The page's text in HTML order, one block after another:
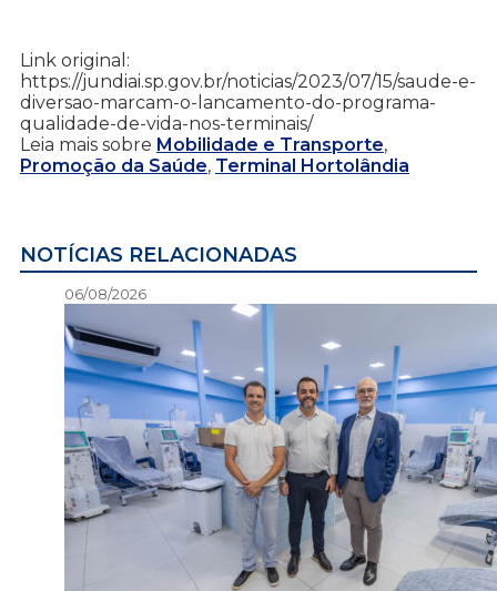
Link original:
https://jundiai.sp.gov.br/noticias/2023/07/15/saude-e-
diversao-marcam-o-lancamento-do-programa-
qualidade-de-vida-nos-terminais/
Leia mais sobre Mobilidade e Transporte,
Promoção da Saúde, Terminal Hortolândia
NOTÍCIAS RELACIONADAS
06/08/2026